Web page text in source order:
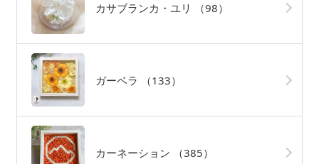
カサブランカ・ユリ （98）
ガーベラ （133）
カーネーション （385）